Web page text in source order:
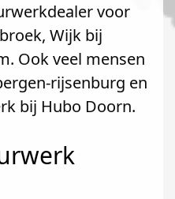
voor
Wijk bij
Ook veel mensen
rijsenburg en
bij Hubo Doorn.